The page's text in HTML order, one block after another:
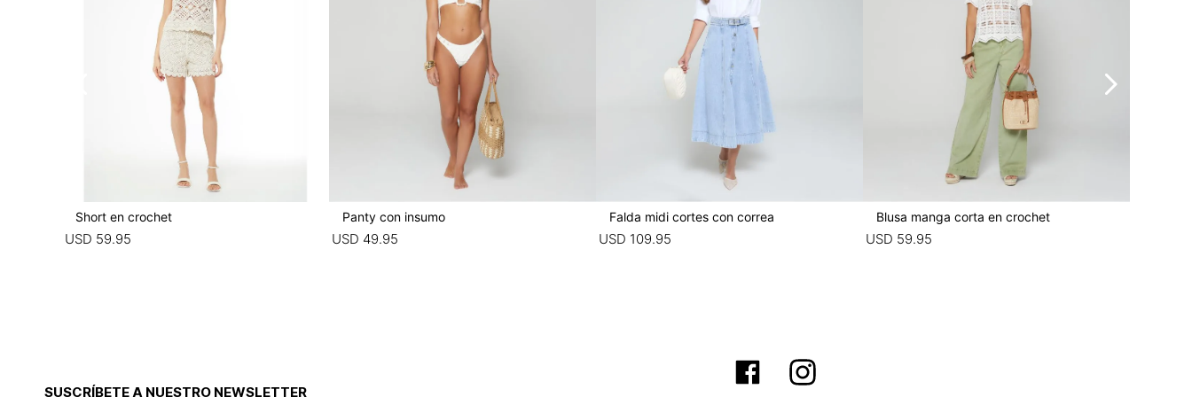
Short en crochet
USD 59.95
Panty con insumo
USD 49.95
Falda midi cortes con correa
USD 109.95
Blusa manga corta en crochet
USD 59.95
SUSCRÍBETE A NUESTRO NEWSLETTER